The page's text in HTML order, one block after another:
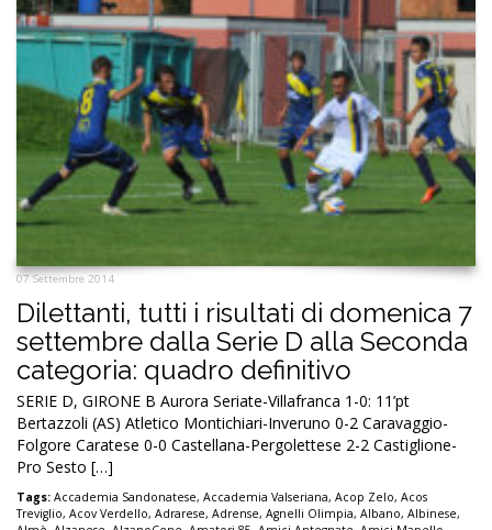
07 Settembre 2014
Dilettanti, tutti i risultati di domenica 7
settembre dalla Serie D alla Seconda
categoria: quadro definitivo
SERIE D, GIRONE B Aurora Seriate-Villafranca 1-0: 11’pt
Bertazzoli (AS) Atletico Montichiari-Inveruno 0-2 Caravaggio-
Folgore Caratese 0-0 Castellana-Pergolettese 2-2 Castiglione-
Pro Sesto […]
Tags: Accademia Sandonatese, Accademia Valseriana, Acop Zelo, Acos
Treviglio, Acov Verdello, Adrarese, Adrense, Agnelli Olimpia, Albano, Albinese,